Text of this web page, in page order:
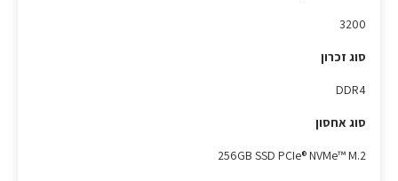
3200
סוג זכרון
DDR4
סוג אחסון
256GB SSD PCIe® NVMe™ M.2